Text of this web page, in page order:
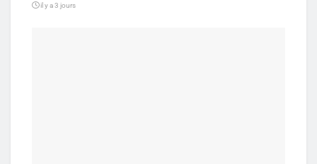
il y a 3 jours